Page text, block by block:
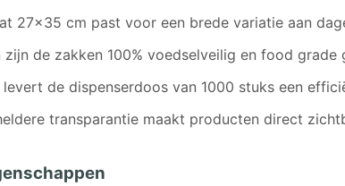
27×35 cm past voor een brede variatie aan
zijn de zakken 100% voedselveilig en food grade
levert de dispenserdoos van 1000 stuks een
transparantie maakt producten direct